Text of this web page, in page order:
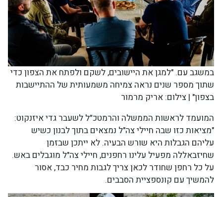
במשגב עם. "למגן את היישובים, לשקם ולפתח את הצפון כדי
שתוך מספר שנים נראה צמיחה משמעותית של ההתיישבות
בצפון" | צילום: אריק מרמור
המועמד לראשות הממשלה והרמטכ״ל לשעבר גדי איזנקוט:
"מציאות כזו שבה חיילי צה"ל נמצאים בתוך לבנון כשיש
עליהם הגבלות היא שורש הבעיה. לא ייתכן שבזמן
שחיזבאללה מפעיל עלינו רחפנים, חיילי צה"ל מוגבלים באש.
על כל רחפן שחודר לכאן צריך לגבות מחיר כבד, אסור
להמשיך עם קונספציית הסבבים.